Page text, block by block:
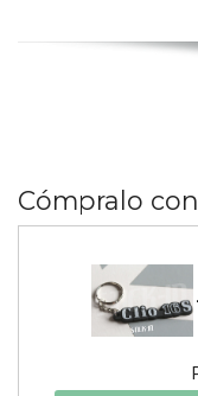
Cómpralo con